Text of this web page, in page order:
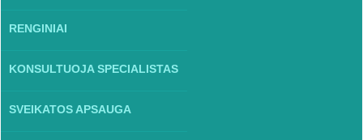
RENGINIAI
KONSULTUOJA SPECIALISTAS
SVEIKATOS APSAUGA